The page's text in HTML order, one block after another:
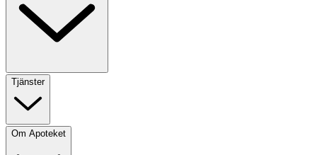
Tjänster
Om Apoteket